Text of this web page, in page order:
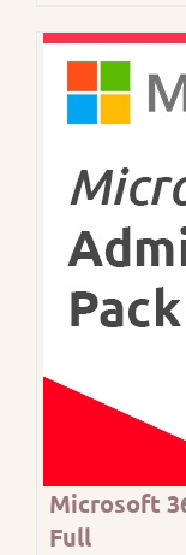
Microsoft
Full